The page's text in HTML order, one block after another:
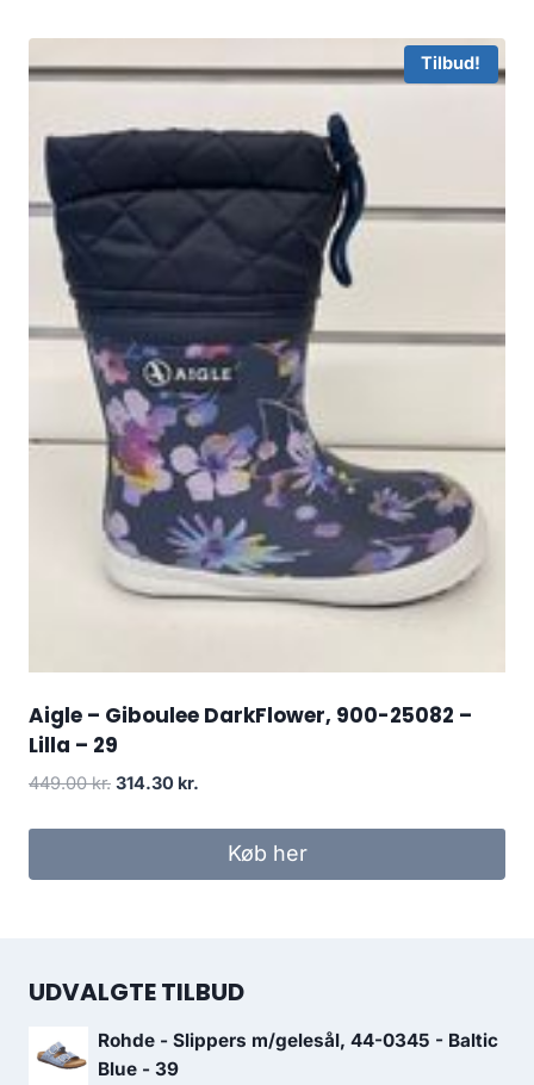
Tilbud!
Aigle – Giboulee DarkFlower, 900-25082 –
Lilla – 29
449.00kr. Den
314.30 kr.
Køb her
UDVALGTE TILBUD
Rohde - Slippers m/gelesål, 44-0345 - Baltic
Blue - 39